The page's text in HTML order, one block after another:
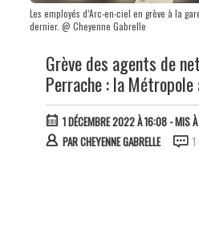
Les employés d’Arc-en-ciel en grève à la
dernier. @ Cheyenne Gabrelle
Grève des agents de
Perrache : la
1 DÉCEMBRE 2022 À 16:08- MIS À
PARCHEYENNE GABRELLE